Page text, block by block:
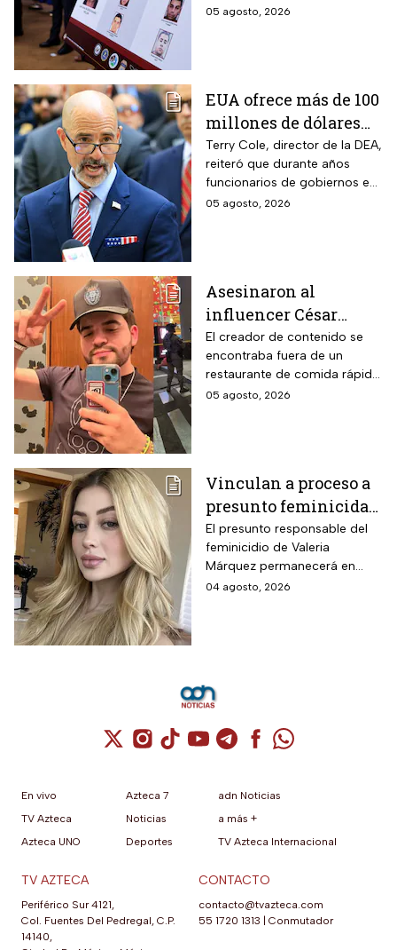
visas a familiares y socios de
05 agosto, 2026
EUA ofrece más de 100
millones de dólares
por líderes del CJNG;
aumenta recompensa
por hijastro de “El
Mencho”
Terry Cole, director de la DEA,
reiteró que durante años
funcionarios de gobiernos en
México apoyaron a los
05 agosto, 2026
Asesinaron al
influencer César
Gastélum mientras
transmitía en vivo en
Culiacán, Sinaloa
El creador de contenido se
encontraba fuera de un
restaurante de comida rápida
cuando recibió el disparo;
05 agosto, 2026
Vinculan a proceso a
presunto feminicida
de Valeria Márquez;
permanecerá un año
en prisión preventiva
El presunto responsable del
feminicidio de Valeria
Márquez permanecerá en
prisión preventiva mientras las
04 agosto, 2026
Cuenta de X / Twitter (se abre en una
Cuenta de Instagram (se abre en una
Cuenta de TikTok (se abre en
Cuenta de YouTube (se abre
Cuenta de Telegram (se
Cuenta de
Cuenta de
En vivo
TV Azteca
Azteca UNO
Azteca 7
Noticias
Deportes
adn Noticias
a más +
TV Azteca Internacional
TV AZTECA
Periférico Sur 4121,
Col. Fuentes Del Pedregal, C.P.
14140,
CONTACTO
contacto@tvazteca.com
55 1720 1313
Conmutador